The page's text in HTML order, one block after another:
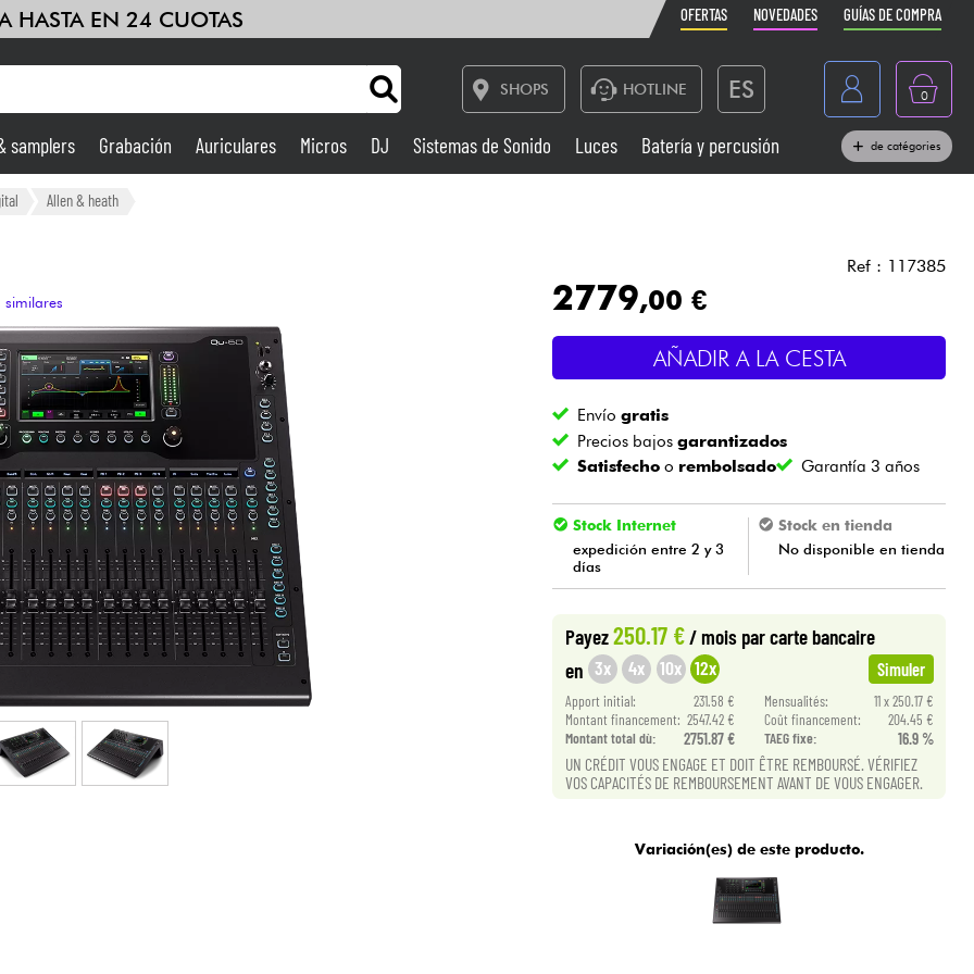
HASTA EN 24 CUOTAS OFERTAS NOVEDADES GUÍAS DE COMPRA
SHOPS HOTLINE ES
France
Belgique
Nederland
0
Ampli & Efectos
Sistemas de Sonido
Batería y percusión Vientos
Niños Cables & Acces.
Bundle
Ver nuestras marcas
samplers Grabación Auriculares Micros DJ Sistemas de Sonido Luces Batería y percusión de catégories
Allen & heath
similares
Ref : 117385
2779,00 €
AÑADIR A LA CESTA
Envíogratis
Precios bajosgarantizados
Satisfecho o rembolsado Garantía 3 años
Stock Internet
expedición entre 2 y 3
días
Stock en tienda
No disponible en tienda
Payez250.17 €/ mois par carte bancaire
en 3x 4x 10x 12x Simuler
Apport initial: 231.58 € Mensualités:
11 x 250.17 €
Montant financement: 2547.42 € Coût financement:
204.45 €
Montant total dù:
2751.87 € TAEG fixe: 16.9 %
UN CRÉDIT VOUS ENGAGE ET DOIT ÊTRE REMBOURSÉ. VÉRIFIEZ
VOS CAPACITÉS DE REMBOURSEMENT AVANT DE VOUS ENGAGER.
Variación(es) de este producto.